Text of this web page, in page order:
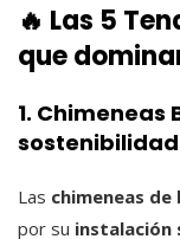
🔥 Las 5
que
1. Chimeneas
sostenibilidad
Las chimeneas
por su instalación